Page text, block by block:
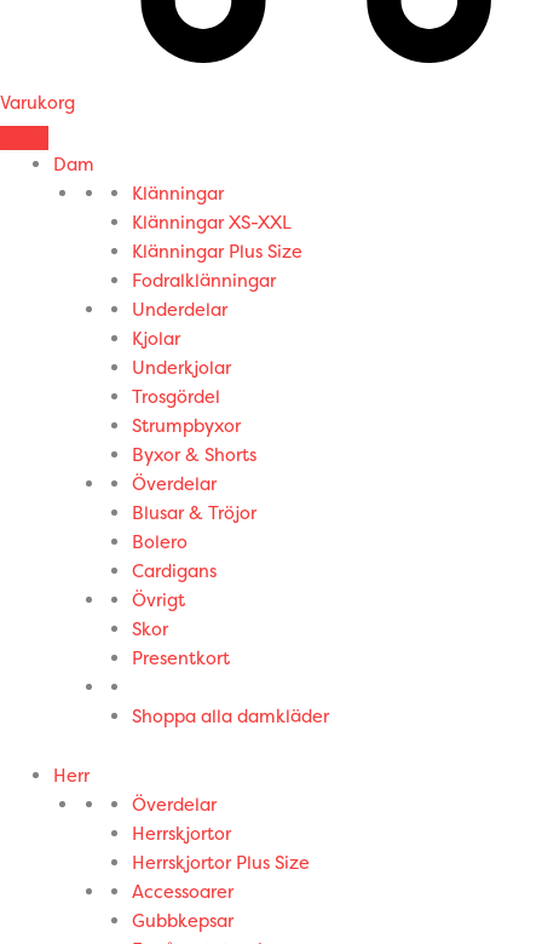
Varukorg
Dam
Klänningar
Klänningar XS-XXL
Klänningar Plus Size
Fodralklänningar
Underdelar
Kjolar
Underkjolar
Trosgördel
Strumpbyxor
Byxor & Shorts
Överdelar
Blusar & Tröjor
Bolero
Cardigans
Övrigt
Skor
Presentkort
Shoppa alla damkläder
Herr
Överdelar
Herrskjortor
Herrskjortor Plus Size
Accessoarer
Gubbkepsar